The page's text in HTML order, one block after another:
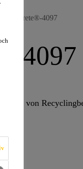
4097
4097
von